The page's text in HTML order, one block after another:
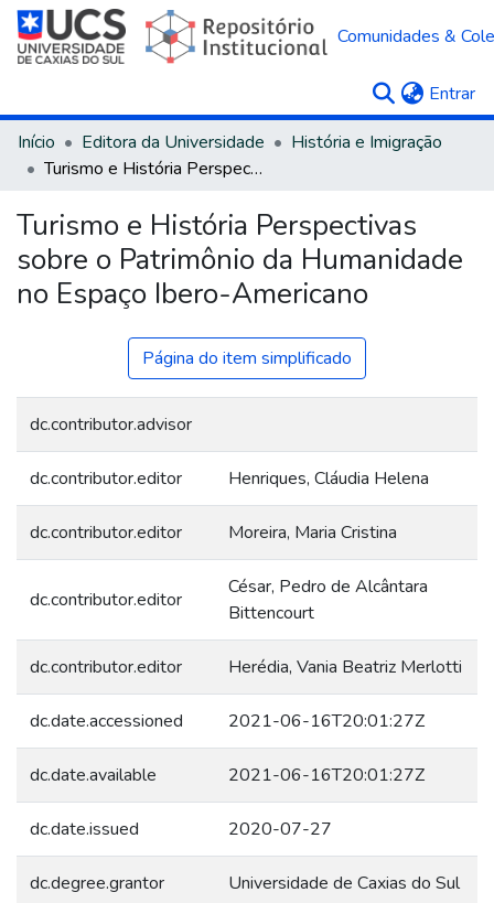
Comunidades &
Entrar
Início Editora da Universidade
História e Imigração
Turismo e História Perspectivas sobre o Patrimônio da Humanidade no Espaço Ibero-Americano
Turismo e História Perspectivas
sobre o Patrimônio da Humanidade
no Espaço Ibero-Americano
Página do item simplificado
dc.contributor.advisor
dc.contributor.editor Henriques, Cláudia Helena
dc.contributor.editor Moreira, Maria Cristina
dc.contributor.editor
César, Pedro de Alcântara
Bittencourt
dc.contributor.editor Herédia, Vania Beatriz Merlotti
dc.date.accessioned 2021-06-16T20:01:27Z
dc.date.available 2021-06-16T20:01:27Z
dc.date.issued 2020-07-27
dc.degree.grantor Universidade de Caxias do Sul